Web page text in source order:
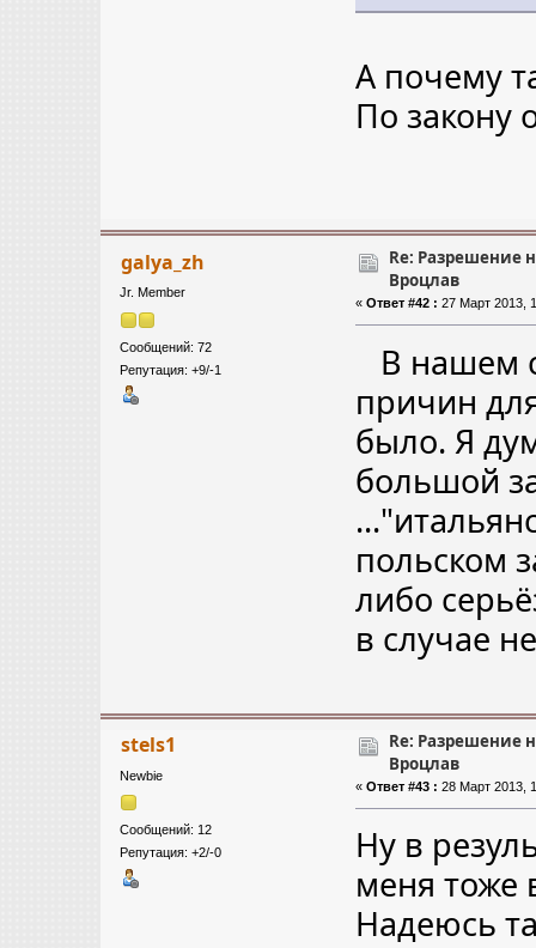
А почему
По закону
galya_zh
Jr. Member
Сообщений: 72
Репутация: +9/-1
Re: Разрешение
Вроцлав
« Ответ #42 : 27 Март 2013,
В нашем
причин
было. Я
большой
польском
либо
в случае
stels1
Newbie
Сообщений: 12
Репутация: +2/-0
Re: Разрешение
Вроцлав
« Ответ #43 : 28 Март 2013,
Ну в
меня тоже
Надеюсь